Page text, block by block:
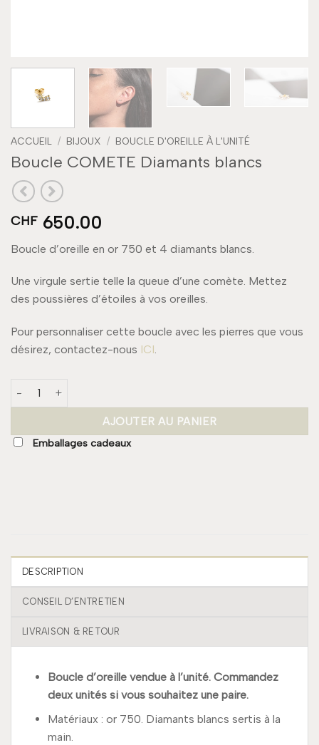
ACCUEIL / BIJOUX / BOUCLE D'OREILLE À L'UNITÉ
Boucle COMETE Diamants blancs
CHF 650.00
Boucle d’oreille en or 750 et 4 diamants blancs.
Une virgule sertie telle la queue d’une comète. Mettez
des poussières d’étoiles à vos oreilles.
Pour personnaliser cette boucle avec les pierres que vous
désirez, contactez-nous ICI.
quantité de Boucle COMETE Diamants blancs
AJOUTER AU PANIER
Emballages cadeaux
DESCRIPTION
CONSEIL D’ENTRETIEN
LIVRAISON & RETOUR
Boucle d’oreille vendue à l’unité. Commandez
deux unités si vous souhaitez une paire.
Matériaux : or 750. Diamants blancs sertis à la
main.